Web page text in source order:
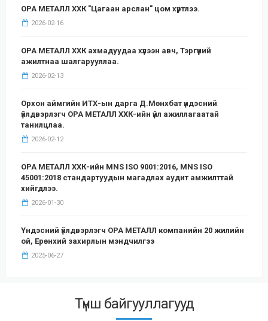
ОРА МЕТАЛЛ ХХК "Цагаан арслан" цом хүртлээ.
2026-02-16
ОРА МЕТАЛЛ ХХК ахмадуудаа хүлээн авч, Тэргүүний
ажилтнаа шалгарууллаа.
2026-02-13
Орхон аймгийн ИТХ-ын дарга Д.Мөнхбат үндэсний
үйлдвэрлэгч ОРА МЕТАЛЛ ХХК-ийн үйл ажиллагаатай
танилцлаа.
2026-02-12
ОРА МЕТАЛЛ ХХК-ийн MNS ISO 9001:2016, MNS ISO
45001:2018 стандартуудын магадлах аудит амжилттай
хийгдлээ.
2026-01-30
Үндэсний үйлдвэрлэгч ОРА МЕТАЛЛ компанийн 20 жилийн
ой, Ерөнхий захирлын мэндчилгээ
2025-06-27
Түнш байгууллагууд